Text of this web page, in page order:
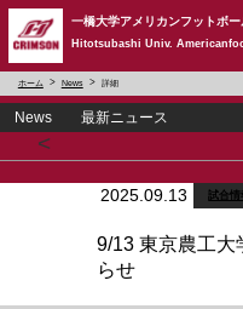
一橋大学アメリカンフットボ
Hitotsubashi Univ.
ホーム News 詳細
News 最新ニュース
<
2025.09.13 試合情
9/13 東京農工大
らせ